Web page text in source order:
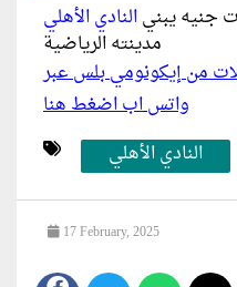
النادي الأهلي
مدينته الرياضية
من إيكونومي بلس عبر
واتس اب اضغط هنا
النادي الأهلي
17 February, 2025